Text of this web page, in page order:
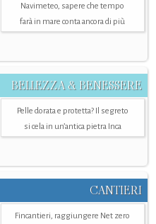
Navimeteo, sapere che tempo
farà in mare conta ancora di più
BELLEZZA & BENESSERE
Pelle dorata e protetta? Il segreto
si cela in un’antica pietra Inca
CANTIERI
Fincantieri, raggiungere Net zero